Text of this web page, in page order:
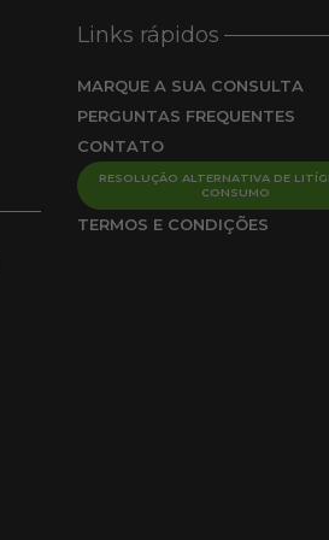
Links rápidos
MARQUE A SUA CONSULTA
PERGUNTAS FREQUENTES
CONTATO
RESOLUÇÃO ALTERNATIVA DE
CONSUMO
TERMOS E CONDIÇÕES